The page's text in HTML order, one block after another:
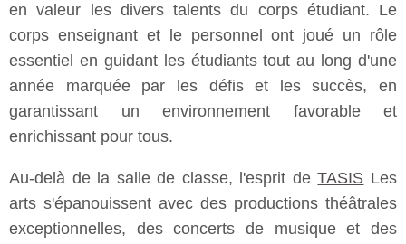
en valeur les divers talents du corps étudiant. Le
corps enseignant et le personnel ont joué un rôle
essentiel en guidant les étudiants tout au long d'une
année marquée par les défis et les succès, en
garantissant un environnement favorable et
enrichissant pour tous.
Au-delà de la salle de classe, l'esprit deTASIS Les
arts s'épanouissent avec des productions théâtrales
exceptionnelles, des concerts de musique et des